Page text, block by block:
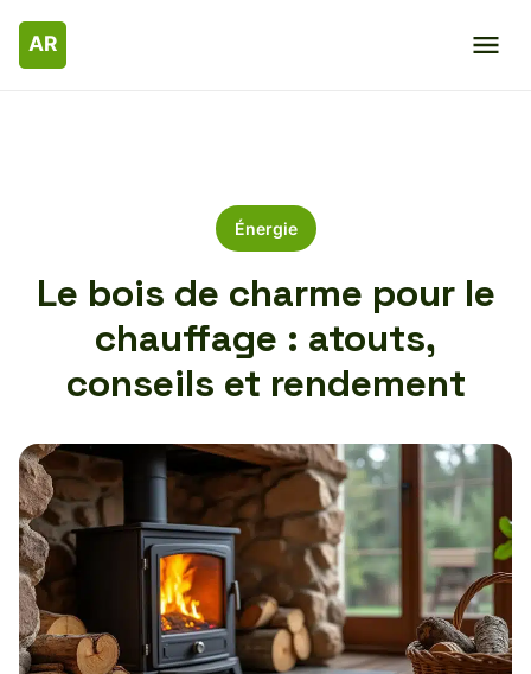
Énergie
Le bois de charme pour le
chauffage : atouts,
conseils et rendement